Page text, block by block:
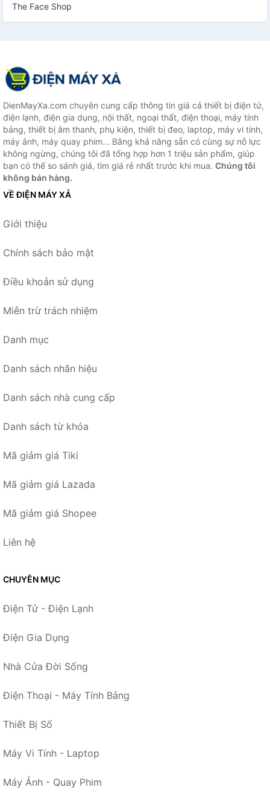
The Face Shop
DienMayXa.com chuyên cung cấp thông tin giá cả thiết bị điện tử,
điện lạnh, điện gia dụng, nội thất, ngoại thất, điện thoại, máy tính
bảng, thiết bị âm thanh, phụ kiện, thiết bị đeo, laptop, máy vi tính,
máy ảnh, máy quay phim... Bằng khả năng sẵn có cùng sự nỗ lực
không ngừng, chúng tôi đã tổng hợp hơn 1 triệu sản phẩm, giúp
bạn có thể so sánh giá, tìm giá rẻ nhất trước khi mua. Chúng tôi
không bán hàng.
VỀ ĐIỆN MÁY XẢ
Giới thiệu
Chính sách bảo mật
Điều khoản sử dụng
Miễn trừ trách nhiệm
Danh mục
Danh sách nhãn hiệu
Danh sách nhà cung cấp
Danh sách từ khóa
Mã giảm giá Tiki
Mã giảm giá Lazada
Mã giảm giá Shopee
Liên hệ
CHUYÊN MỤC
Điện Tử - Điện Lạnh
Điện Gia Dụng
Nhà Cửa Đời Sống
Điện Thoại - Máy Tính Bảng
Thiết Bị Số
Máy Vi Tính - Laptop
Máy Ảnh - Quay Phim